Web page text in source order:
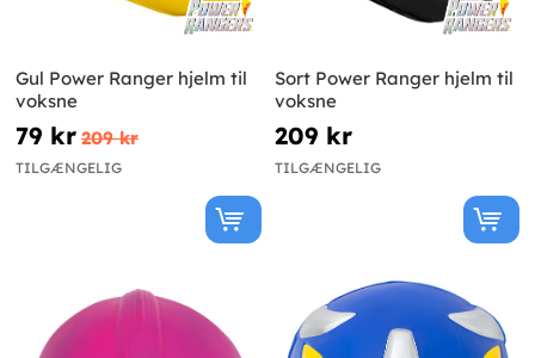
Gul Power Ranger hjelm til
voksne
79 kr 209 kr
TILGÆNGELIG
Sort Power Ranger hjelm til
voksne
209 kr
TILGÆNGELIG